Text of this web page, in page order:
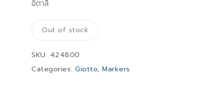
อิตาลี
Out of stock
SKU: 424800
Categories: Giotto, Markers